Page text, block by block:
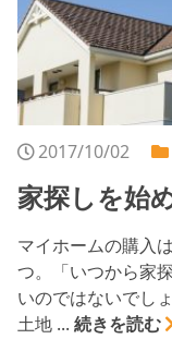
2017/10/02
家探しを始
マイホームの購入
つ。「いつから家
いのではないでし
土地 ... 続きを読む